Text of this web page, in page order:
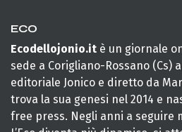
ECO
Ecodellojonio.it è un giornale
sede a Corigliano-Rossano (Cs)
editoriale Jonico e diretto da
trova la sua genesi nel 2014 e
free press. Negli anni a seguire